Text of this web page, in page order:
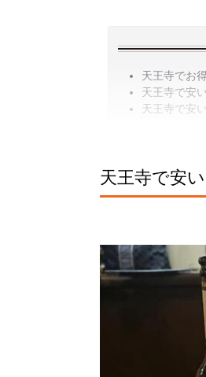
天王寺でお
天王寺で安
天王寺で安
天王寺で安